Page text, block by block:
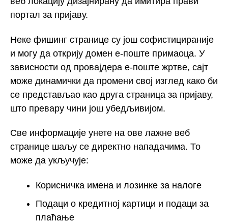
портал за пријаву.
Неке фишинг странице су још софистицираније
и могу да открију домен е-поште примаоца. У
зависности од провајдера е-поште жртве, сајт
може динамички да промени свој изглед како би
се представљао као друга страница за пријаву,
што превару чини још убедљивијом.
Све информације унете на ове лажне веб
странице шаљу се директно нападачима. То
може да укључује:
Корисничка имена и лозинке за налоге
Подаци о кредитној картици и подаци за
плаћање